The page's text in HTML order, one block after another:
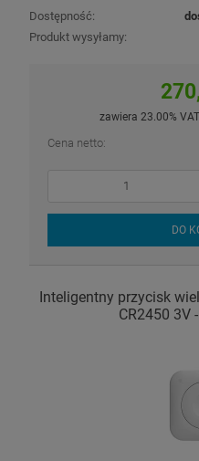
Dostępność:
Produkt wysyłamy:
zawiera 23.00%
Cena netto:
DO
Inteligentny przycisk
CR2450 3V